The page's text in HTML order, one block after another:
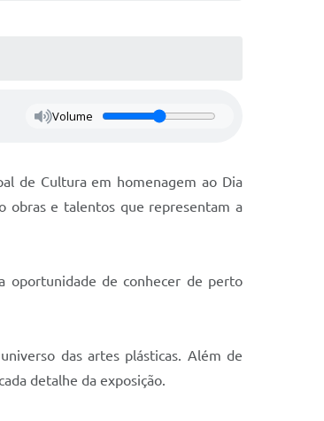
Volume
de Cultura em homenagem ao Dia
obras e talentos que representam a
oportunidade de conhecer de perto
das artes plásticas. Além de
detalhe da exposição.